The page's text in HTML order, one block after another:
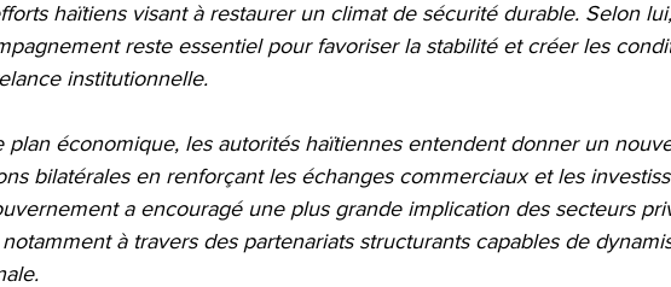
haïtiens visant à restaurer un climat de sécurité durable. Selon
reste essentiel pour favoriser la stabilité et créer les
institutionnelle.
plan économique, les autorités haïtiennes entendent donner un
bilatérales en renforçant les échanges commerciaux et les
a encouragé une plus grande implication des secteurs
notamment à travers des partenariats structurants capables de